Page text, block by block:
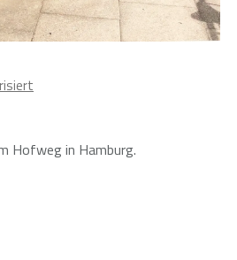
Hofweg in Hamburg.